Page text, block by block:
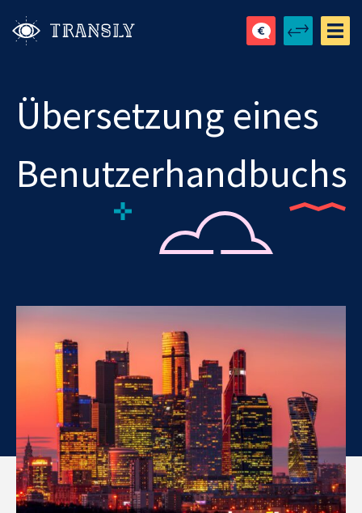
Übersetzung eines
Benutzerhandbuchs